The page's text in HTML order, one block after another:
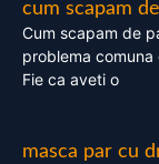
cum scapam
Cum scapam de
problema
Fie ca aveti o
masca par cu